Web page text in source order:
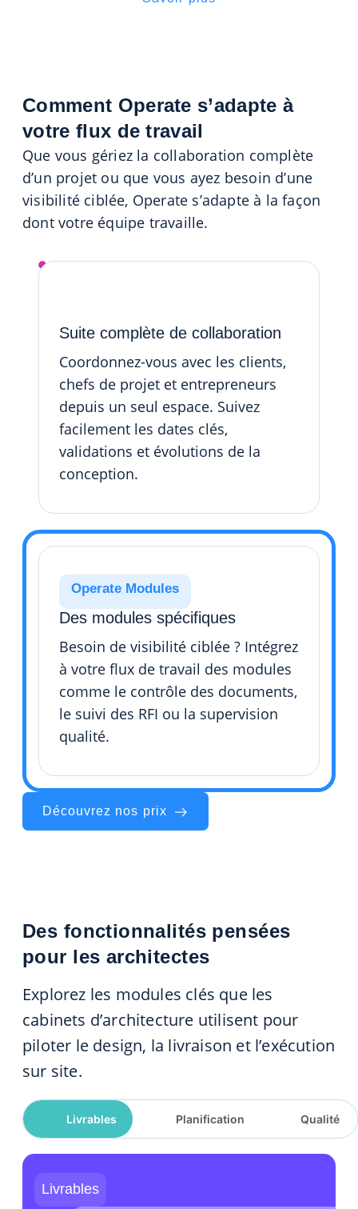
Comment Operate s’adapte à
votre flux de travail
Que vous gériez la collaboration complète
d’un projet ou que vous ayez besoin d’une
visibilité ciblée, Operate s’adapte à la façon
dont votre équipe travaille.
Suite complète de collaboration
Coordonnez-vous avec les clients,
chefs de projet et entrepreneurs
depuis un seul espace. Suivez
facilement les dates clés,
validations et évolutions de la
conception.
Operate Modules
Des modules spécifiques
Besoin de visibilité ciblée ? Intégrez
à votre flux de travail des modules
comme le contrôle des documents,
le suivi des RFI ou la supervision
qualité.
Découvrez nos prix
Des fonctionnalités pensées
pour les architectes
Explorez les modules clés que les
cabinets d’architecture utilisent pour
piloter le design, la livraison et l’exécution
sur site.
Livrables Planification Qualité
Livrables